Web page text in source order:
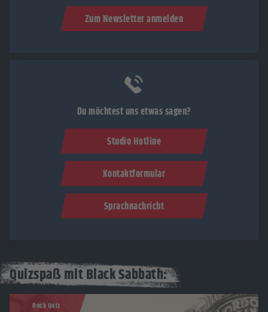
Zum Newsletter anmelden
Du möchtest uns etwas sagen?
Studio Hotline
Kontaktformular
Sprachnachricht
Quizspaß mit Black Sabbath:
Rock Quiz